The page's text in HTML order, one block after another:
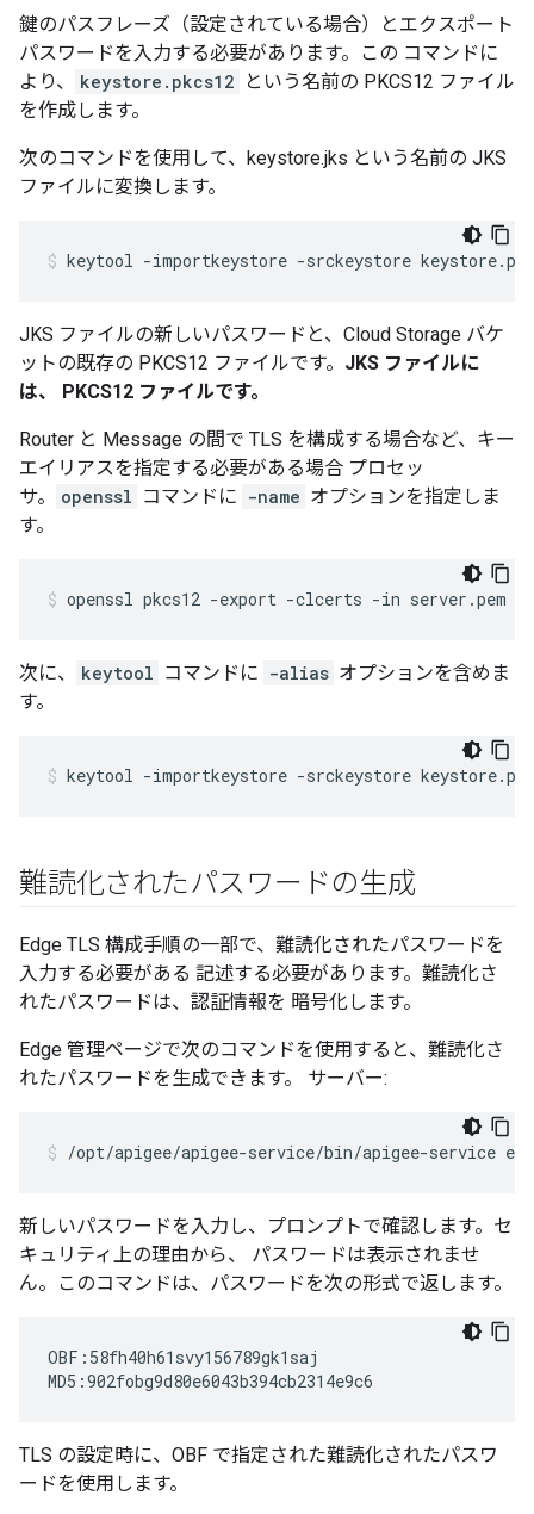
鍵のパスフレーズ（設定されている場合）とエクスポート
パスワードを入力する必要があります。この コマンドに
より、
keystore.pkcs12
という名前の PKCS12 ファイル
を作成します。
次のコマンドを使用して、keystore.jks という名前の JKS
ファイルに変換します。
keytool -importkeystore -srckeystore
JKS ファイルの新しいパスワードと、Cloud Storage バケ
ットの既存の PKCS12 ファイルです。 JKS ファイルに
は、 PKCS12 ファイルです。
Router と Message の間で TLS を構成する場合など、キー
エイリアスを指定する必要がある場合 プロセッ
サ。
openssl コマンドに -name オプションを指定しま
す。
openssl pkcs12 -export -clcerts -in server.pem -
次に、 keytool コマンドに -alias オプションを含めま
す。
keytool -importkeystore -srckeystore
難読化されたパスワードの生成
Edge TLS 構成手順の一部で、難読化されたパスワードを
入力する必要がある 記述する必要があります。難読化さ
れたパスワードは、認証情報を 暗号化します。
Edge 管理ページで次のコマンドを使用すると、難読化さ
れたパスワードを生成できます。 サーバー:
/opt/apigee/apigee-service/bin/apigee-service
新しいパスワードを入力し、プロンプトで確認します。セ
キュリティ上の理由から、 パスワードは表示されませ
ん。このコマンドは、パスワードを次の形式で返します。
OBF:58fh40h61svy156789gk1saj
MD5:902fobg9d80e6043b394cb2314e9c6
TLS の設定時に、OBF で指定された難読化されたパスワ
ードを使用します。